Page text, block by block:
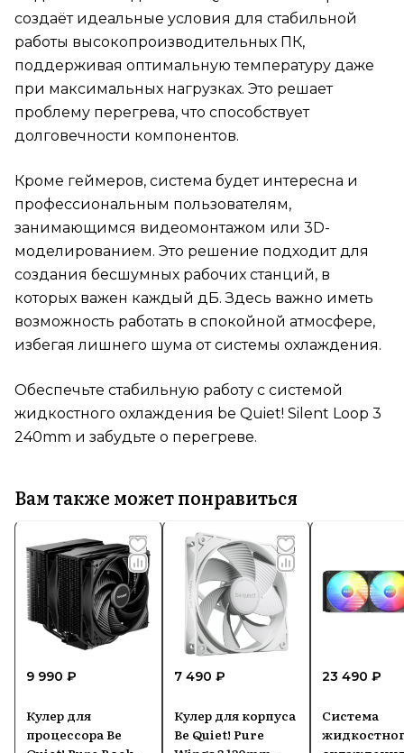
создаёт идеальные условия для стабильной
работы высокопроизводительных ПК,
поддерживая оптимальную температуру даже
при максимальных нагрузках. Это решает
проблему перегрева, что способствует
долговечности компонентов.
Кроме геймеров, система будет интересна и
профессиональным пользователям,
занимающимся видеомонтажом или 3D-
моделированием. Это решение подходит для
создания бесшумных рабочих станций, в
которых важен каждый дБ. Здесь важно иметь
возможность работать в спокойной атмосфере,
избегая лишнего шума от системы охлаждения.
Обеспечьте стабильную работу с системой
жидкостного охлаждения be Quiet! Silent Loop 3
240mm и забудьте о перегреве.
Вам также может понравиться
9 990 ₽
Кулер для
процессора Be
7 490 ₽
Кулер для корпуса
Be Quiet! Pure
23 490 ₽
Система